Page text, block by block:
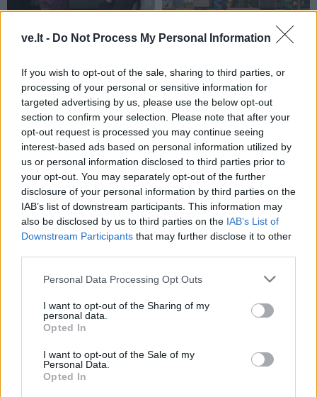
ve.lt - Do Not Process My Personal Information
If you wish to opt-out of the sale, sharing to third parties, or
processing of your personal or sensitive information for
targeted advertising by us, please use the below opt-out
section to confirm your selection. Please note that after your
opt-out request is processed you may continue seeing
interest-based ads based on personal information utilized by
us or personal information disclosed to third parties prior to
your opt-out. You may separately opt-out of the further
disclosure of your personal information by third parties on the
IAB’s list of downstream participants. This information may
also be disclosed by us to third parties on the IAB’s List of
Downstream Participants that may further disclose it to other
Personal Data Processing Opt Outs
I want to opt-out of the Sharing of my
personal data.
Opted In
I want to opt-out of the Sale of my
Personal Data.
Opted In
Kriminalai
gimnazistams už kanapių
pagrobimą ir platinimą –
lygtinis laisvės atėmimas
Kriminalai
sankryžą įlėkė „ant
rankinio“: vilkiko
puspriekabės ratai pakilo
į orą(7)
sumušė sugyventinę, o
(2)
medaus: kurorte vėl
automatus